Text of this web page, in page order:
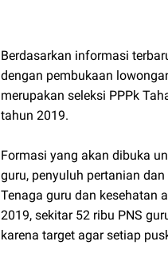
Berdasarkan informasi
dengan pembukaan
merupakan seleksi PPPk
tahun 2019.
Formasi yang akan dibuka
guru, penyuluh pertanian
Tenaga guru dan kesehatan
2019, sekitar 52 ribu PNS
karena target agar setiap